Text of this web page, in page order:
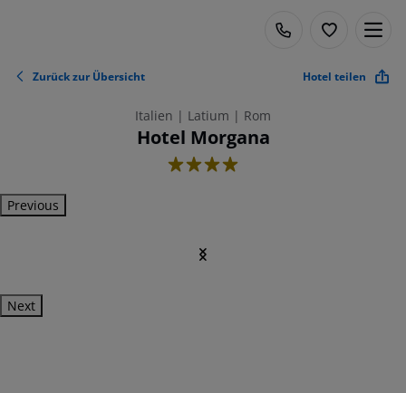
Zurück zur Übersicht Hotel teilen
Italien | Latium | Rom
Hotel Morgana
4
Previous
Next